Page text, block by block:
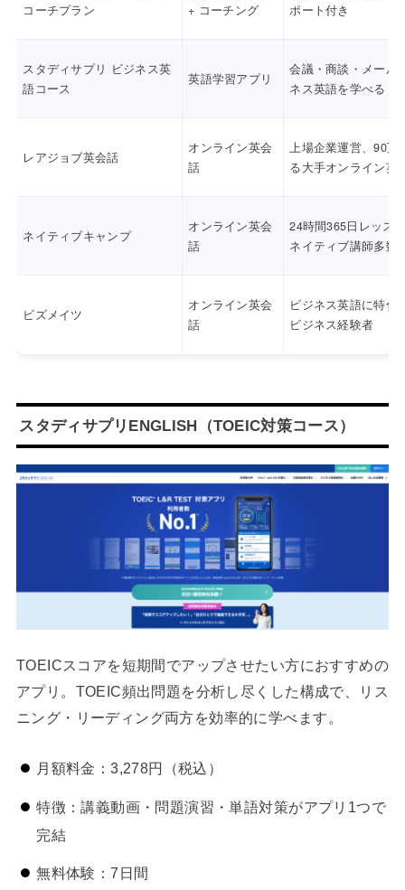
コーチプラン
+ コーチング
ポート付き
スタディサプリ ビジネス英
語コース
英語学習アプリ
会議・商談・メール
ネス英語を学べる
レアジョブ英会話
オンライン英会
話
上場企業運営、90万
る大手オンライン英
ネイティブキャンプ
オンライン英会
話
24時間365日レッス
ネイティブ講師多数
ビズメイツ
オンライン英会
話
ビジネス英語に特化
ビジネス経験者
スタディサプリENGLISH（TOEIC対策コース）
TOEICスコアを短期間でアップさせたい方におすすめの
アプリ。TOEIC頻出問題を分析し尽くした構成で、リス
ニング・リーディング両方を効率的に学べます。
月額料金：3,278円（税込）
特徴：講義動画・問題演習・単語対策がアプリ1つで
完結
無料体験：7日間